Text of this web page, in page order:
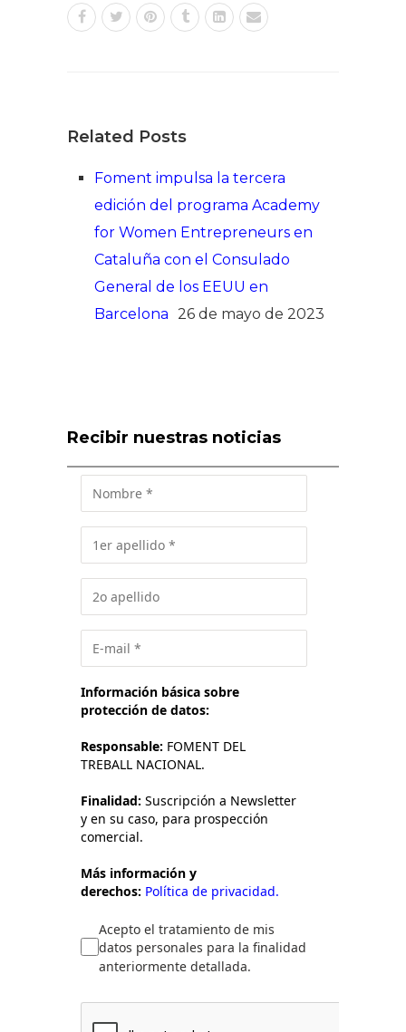
Related Posts
Foment impulsa la tercera
edición del programa Academy
for Women Entrepreneurs en
Cataluña con el Consulado
General de los EEUU en
Barcelona 26 de mayo de 2023
Recibir nuestras noticias
Información básica sobre
protección de datos:
Responsable: FOMENT DEL
TREBALL NACIONAL.
Finalidad: Suscripción a Newsletter
y en su caso, para prospección
comercial.
Más información y
derechos: Política de privacidad.
Acepto el tratamiento de mis
datos personales para la finalidad
anteriormente detallada.